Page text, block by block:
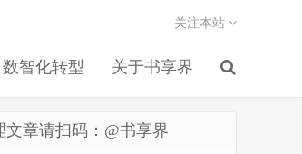
数智化转型 关于书享界
关注本站
文章请扫码：@书享界